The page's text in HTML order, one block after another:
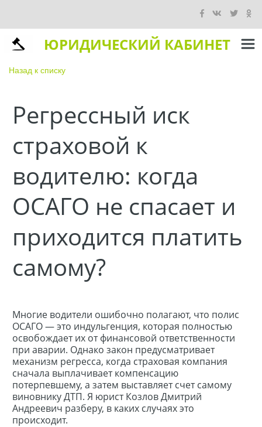
ЮРИДИЧЕСКИЙ КАБИНЕТ
Назад к списку
Регрессный иск
страховой к
водителю: когда
ОСАГО не спасает и
приходится платить
самому?
Многие водители ошибочно полагают, что полис
ОСАГО — это индульгенция, которая полностью
освобождает их от финансовой ответственности
при аварии. Однако закон предусматривает
механизм регресса, когда страховая компания
сначала выплачивает компенсацию
потерпевшему, а затем выставляет счет самому
виновнику ДТП. Я юрист Козлов Дмитрий
Андреевич разберу, в каких случаях это
происходит.